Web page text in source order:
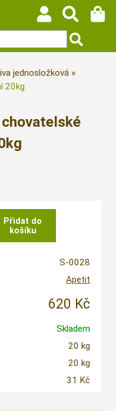
jednosložková
20kg
S-0028
Apetit
620 Kč
Skladem
20 kg
20 kg
31 Kč